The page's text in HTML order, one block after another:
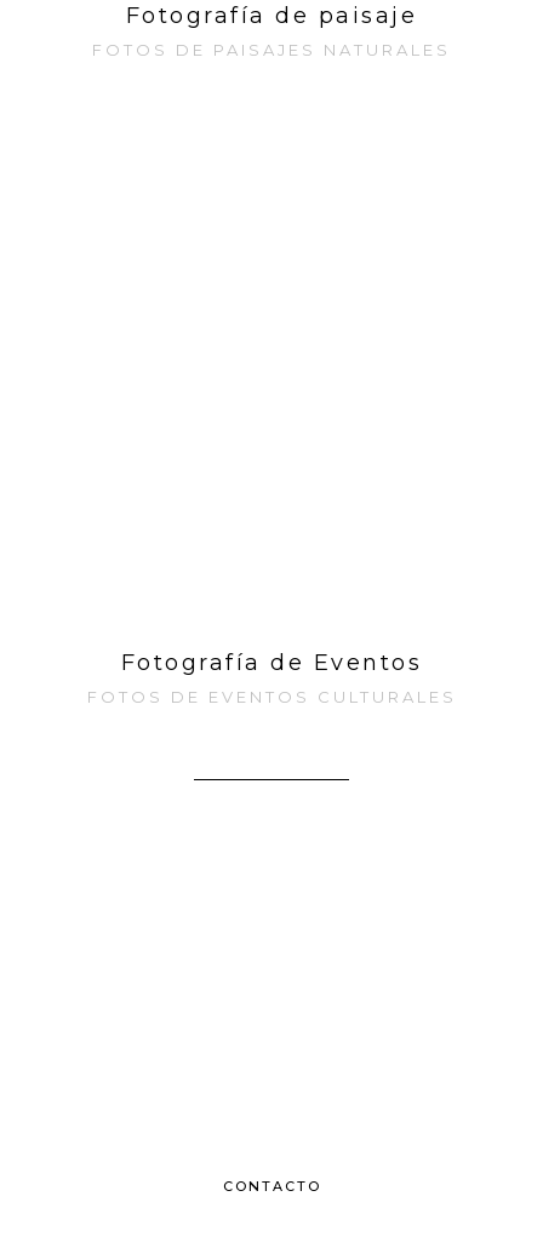
Fotografía de paisaje
FOTOS DE PAISAJES NATURALES
Fotografía de Eventos
FOTOS DE EVENTOS CULTURALES
CONTACTO